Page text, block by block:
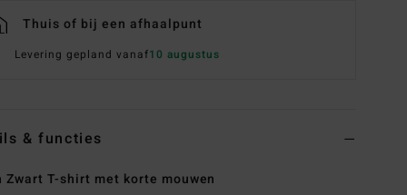
Thuis of bij een afhaalpunt
Levering gepland vanaf10 augustus
& functies
Zwart T-shirt met korte mouwen